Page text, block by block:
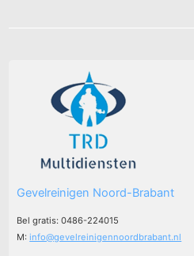
Gevelreinigen Noord-Brabant
Bel gratis: 0486-224015
M:info@gevelreinigennoordbrabant.nl